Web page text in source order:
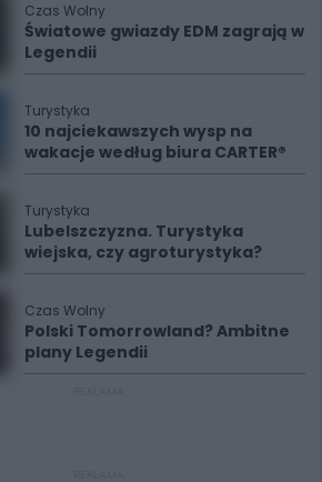
Czas Wolny
Światowe gwiazdy EDM zagrają w
Legendii
Turystyka
10 najciekawszych wysp na
wakacje według biura CARTER®
Turystyka
Lubelszczyzna. Turystyka
wiejska, czy agroturystyka?
Czas Wolny
Polski Tomorrowland? Ambitne
plany Legendii